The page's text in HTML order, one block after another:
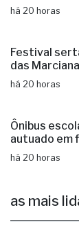
há 20 horas
Festival
das
há 20 horas
Ônibus
autuado em
há 20 horas
as mais